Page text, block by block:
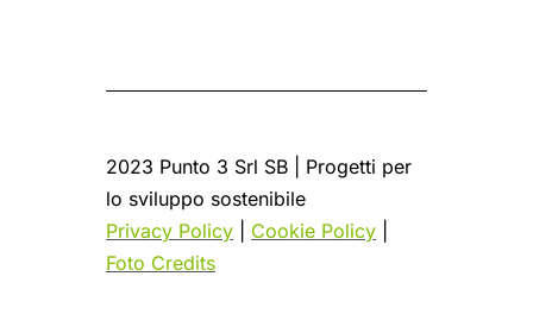
2023 Punto 3 Srl SB | Progetti per
lo sviluppo sostenibile
Privacy Policy
Cookie Policy
Foto Credits